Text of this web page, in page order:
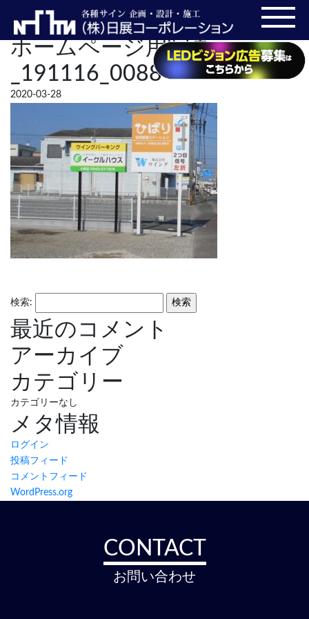
ホームページ用写真
_191116_0088
2020-03-28
検索:
最近のコメント
アーカイブ
カテゴリー
カテゴリーなし
メタ情報
ログイン
投稿フィード
コメントフィード
WordPress.org
CONTACT
お問い合わせ